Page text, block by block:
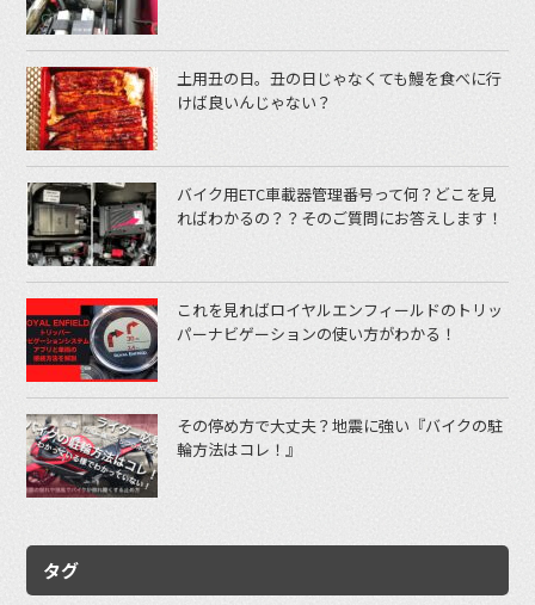
土用丑の日。丑の日じゃなくても鰻を食べに行
けば良いんじゃない？
バイク用ETC車載器管理番号って何？どこを見
ればわかるの？？そのご質問にお答えします！
これを見ればロイヤルエンフィールドのトリッ
パーナビゲーションの使い方がわかる！
その停め方で大丈夫？地震に強い『バイクの駐
輪方法はコレ！』
タグ